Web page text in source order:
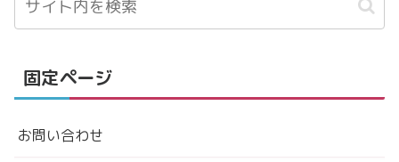
固定ページ
お問い合わせ